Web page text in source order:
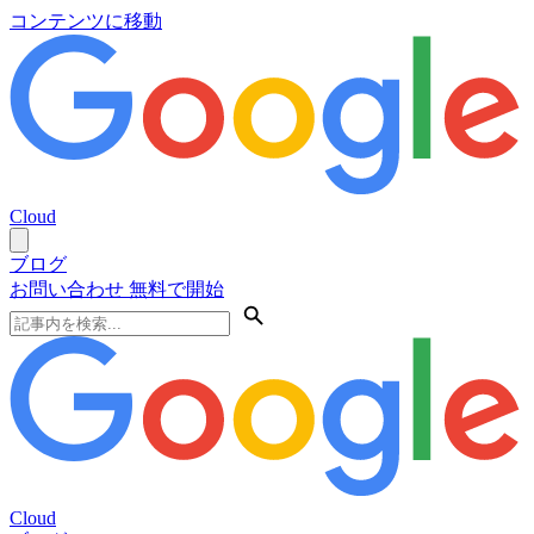
コンテンツに移動
Cloud
ブログ
お問い合わせ 無料で開始
Cloud